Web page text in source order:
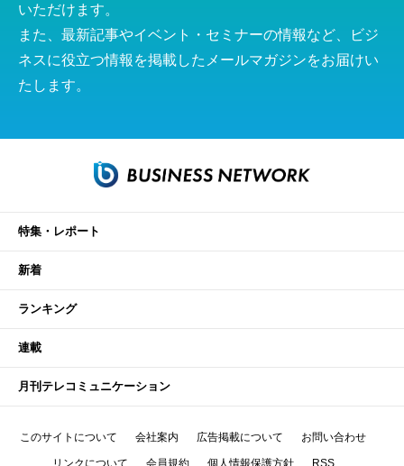
いただけます。
また、最新記事やイベント・セミナーの情報など、ビジ
ネスに役立つ情報を掲載したメールマガジンをお届けい
たします。
特集・レポート
新着
ランキング
連載
月刊テレコミュニケーション
このサイトについて 会社案内 広告掲載について お問い合わせ
リンクについて 会員規約 個人情報保護方針 RSS